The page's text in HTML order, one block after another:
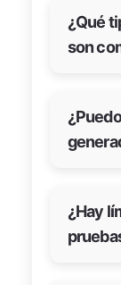
¿Qué
son
¿Hay